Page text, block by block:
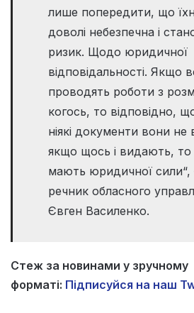
лише попередити, що
доволі небезпечна і
ризик. Щодо юридичної
відповідальності. Якщо
проводять роботи з
когось, то відповідно,
ніякі документи вони
якщо щось і видають, то
мають юридичної
речник обласного
Євген Василенко.
Стеж за новинами у зручному
форматі: Підписуйся на наш